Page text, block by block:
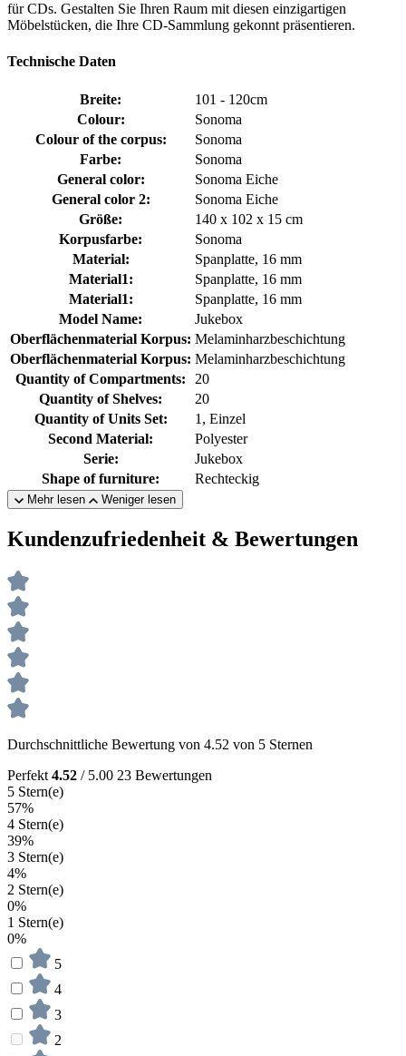
für CDs. Gestalten Sie Ihren Raum mit diesen einzigartigen
Möbelstücken, die Ihre CD-Sammlung gekonnt präsentieren.
Technische Daten
Breite:
101 - 120cm
Colour:
Sonoma
Colour of the corpus:
Sonoma
Farbe:
Sonoma
General color:
Sonoma Eiche
General color 2:
Sonoma Eiche
Größe:
140 x 102 x 15 cm
Korpusfarbe:
Sonoma
Material:
Spanplatte, 16 mm
Material1:
Spanplatte, 16 mm
Material1:
Spanplatte, 16 mm
Model Name:
Jukebox
Oberflächenmaterial Korpus: Melaminharzbeschichtung
Oberflächenmaterial Korpus: Melaminharzbeschichtung
Quantity of Compartments:
20
Quantity of Shelves:
20
Quantity of Units Set:
1, Einzel
Second Material:
Polyester
Serie:
Jukebox
Shape of furniture:
Rechteckig
Mehr lesen Weniger lesen
Kundenzufriedenheit & Bewertungen
Durchschnittliche Bewertung von 4.52 von 5 Sternen
Perfekt 4.52 / 5.00 23 Bewertungen
5 Stern(e)
57%
4 Stern(e)
39%
3 Stern(e)
4%
2 Stern(e)
0%
1 Stern(e)
0%
5
4
3
2